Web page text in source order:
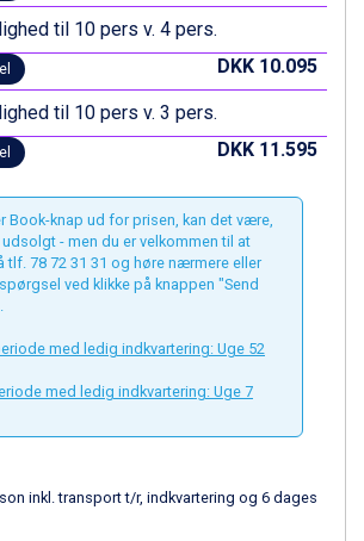
4.395
DKK 6.145
4.645
7.095
7.245
DKK 4.095
4.745
4.145
fra DKK 4.745
fra DKK 4.045
5.595
DKK 4.195
DKK 4.595
DKK 5.395
5.295
5.945
fra DKK 5.495
fra DKK 3.795
til 10 pers v. 4 pers.
DKK 10.095
til 10 pers v. 3 pers.
DKK 11.595
Book-knap ud for prisen, kan det være,
- men du er velkommen til at
tlf. 78 72 31 31 og høre nærmere eller
ved klikke på knappen "Send
med ledig indkvartering: Uge 52
med ledig indkvartering: Uge 7
inkl. transport t/r, indkvartering og 6 dages